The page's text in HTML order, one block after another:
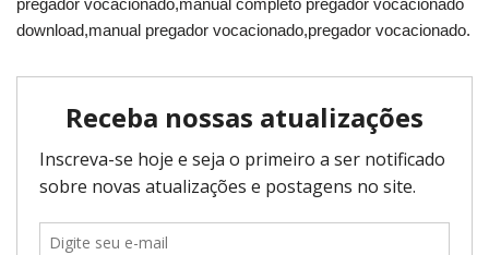
pregador vocacionado,manual completo pregador vocacionado
download,manual pregador vocacionado,pregador vocacionado.